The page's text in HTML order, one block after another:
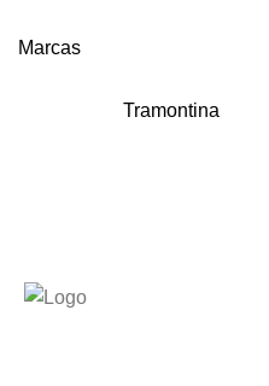
Marcas
Tramontina